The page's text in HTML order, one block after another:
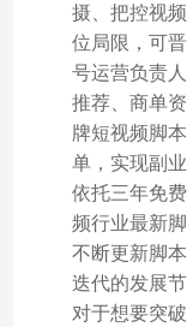
摄、把控视
位局限，可
号运营负责
推荐、商单
牌短视频脚
单，实现副业
依托三年免
频行业最新
不断更新脚
迭代的发展
对于想要突